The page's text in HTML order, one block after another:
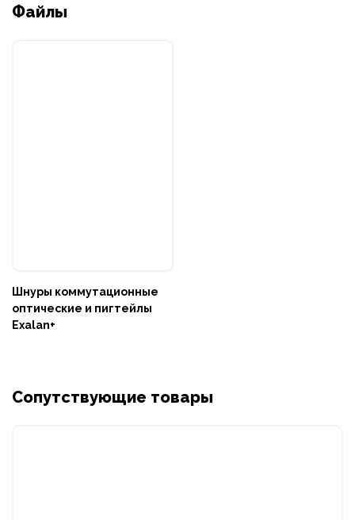
Файлы
Шнуры коммутационные
оптические и пигтейлы
Exalan+
Сопутствующие товары